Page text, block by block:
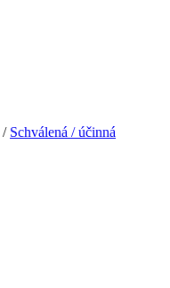
/ Schválená / účinná